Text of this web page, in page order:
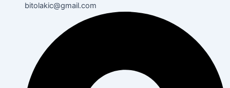
bitolakic@gmail.com